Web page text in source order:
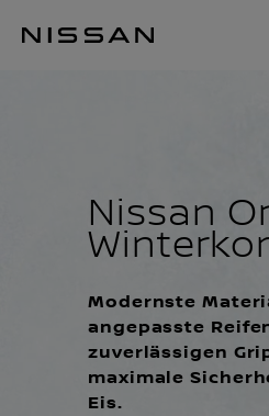
Hauptinhalt
Nissan
Modernste
angepasste
zuverlässigen
maximale
Eis.